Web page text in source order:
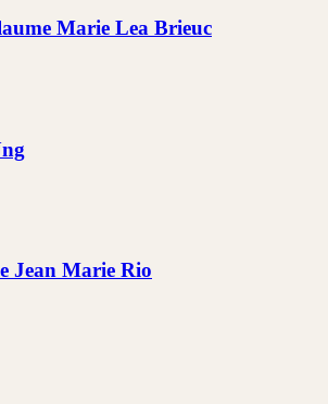
Marie Lea Brieuc
Jean Marie Rio